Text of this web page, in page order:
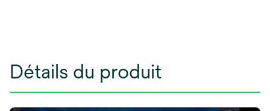
Détails du produit